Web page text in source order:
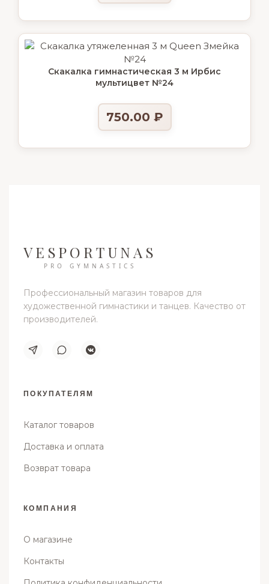
Скакалка гимнастическая 3 м Ирбис
мультицвет №24
750.00 ₽
VESPORTUNAS
PRO GYMNASTICS
Профессиональный магазин товаров для
художественной гимнастики и танцев. Качество от
производителей.
ПОКУПАТЕЛЯМ
Каталог товаров
Доставка и оплата
Возврат товара
КОМПАНИЯ
О магазине
Контакты